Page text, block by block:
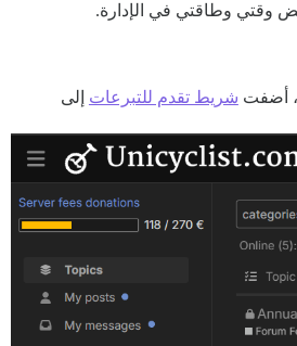
وقتي وطاقتي في الإدارة.
، أضفت شريط تقدم للتبرعات إلى